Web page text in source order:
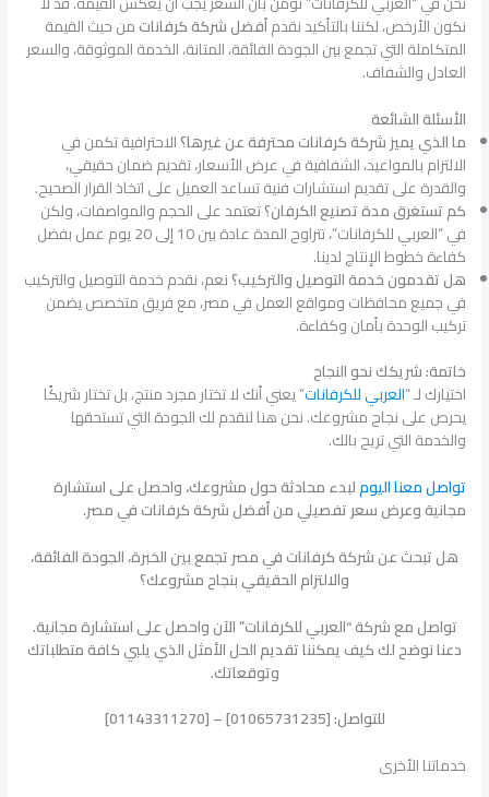
نكون الأرخص، لكننا بالتأكيد نقدمأفضل شركة كرفاناتمن حيث القيمة
المتكاملة التي تجمع بين الجودة الفائقة، المتانة، الخدمة الموثوقة، والسعر
العادل والشفاف.
الأسئلة الشائعة
ما الذي يميز شركة كرفانات محترفة عن غيرها؟الاحترافية تكمن في
الالتزام بالمواعيد، الشفافية في عرض الأسعار، تقديم ضمان حقيقي،
والقدرة على تقديم استشارات فنية تساعد العميل على اتخاذ القرار الصحيح.
كم تستغرق مدة تصنيع الكرفان؟تعتمد على الحجم والمواصفات، ولكن
في “العربي للكرفانات”، تتراوح المدة عادة بين 10 إلى 20 يوم عمل بفضل
كفاءة خطوط الإنتاج لدينا.
هل تقدمون خدمة التوصيل والتركيب؟نعم، نقدم خدمة التوصيل والتركيب
في جميع محافظات ومواقع العمل في مصر، مع فريق متخصص يضمن
تركيب الوحدة بأمان وكفاءة.
خاتمة: شريكك نحو النجاح
اختيارك لـ “العربي للكرفانات” يعني أنك لا تختار مجرد منتج، بل تختار شريكًا
يحرص على نجاح مشروعك. نحن هنا لنقدم لك الجودة التي تستحقها
والخدمة التي تريح بالك.
تواصل معنا اليوملبدء محادثة حول مشروعك، واحصل على استشارة
مجانية وعرض سعر تفصيلي من أفضل شركة كرفانات في مصر.
هل تبحث عن شركة كرفانات في مصر تجمع بين الخبرة، الجودة الفائقة،
والالتزام الحقيقي بنجاح مشروعك؟
تواصل مع شركة “العربي للكرفانات” الآن واحصل على استشارة مجانية.
دعنا نوضح لك كيف يمكننا تقديم الحل الأمثل الذي يلبي كافة متطلباتك
وتوقعاتك.
للتواصل: [01065731235] – [01143311270]
خدماتنا الأخرى